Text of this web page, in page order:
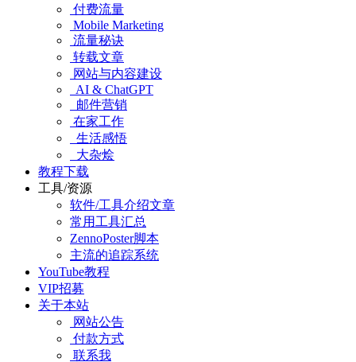
付费流量
Mobile Marketing
流量秘诀
转载文章
网站与内容建设
AI & ChatGPT
邮件营销
在家工作
生活感悟
大杂烩
教程下载
工具/资源
软件/工具介绍文章
常用工具汇总
ZennoPoster脚本
主流的追踪系统
YouTube教程
VIP招募
关于本站
网站公告
付款方式
联系我